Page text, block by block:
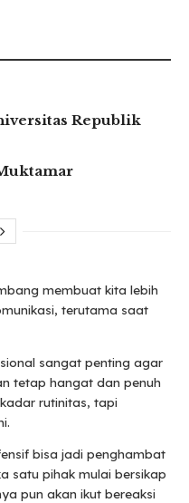
Republik
membuat kita lebih
terutama saat
sangat penting agar
tetap hangat dan penuh
rutinitas, tapi
bisa jadi penghambat
satu pihak mulai bersikap
pun akan ikut bereaksi